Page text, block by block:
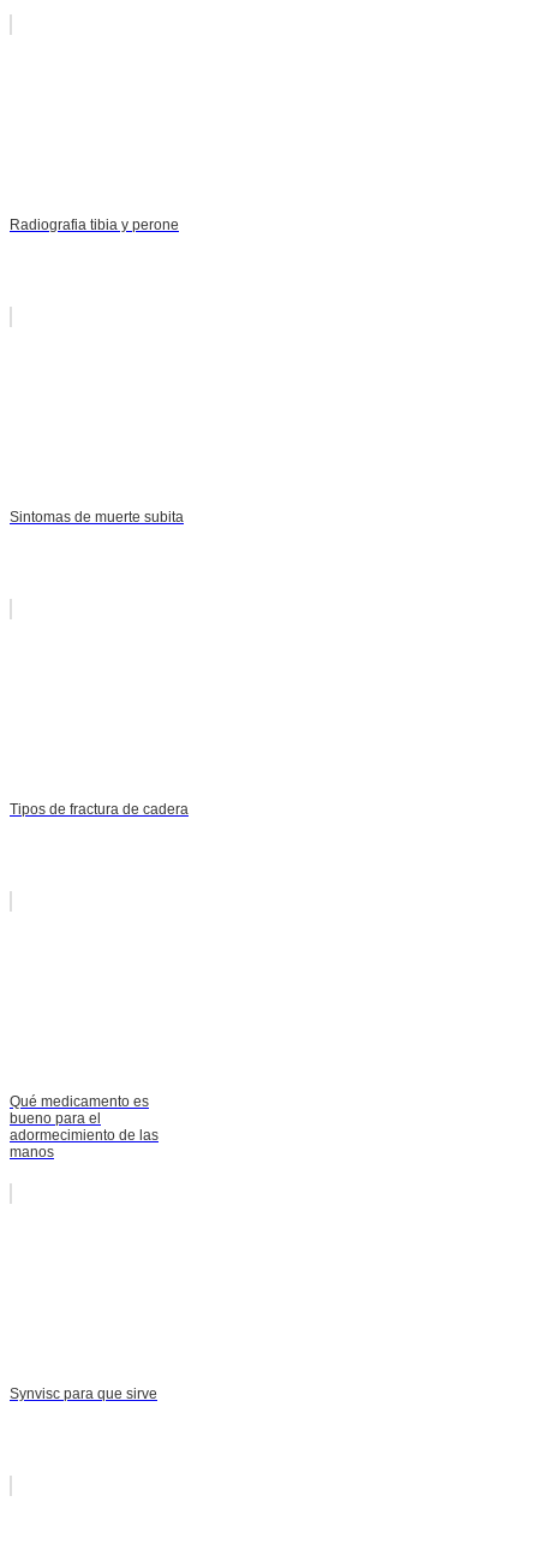
Radiografia tibia y perone
Sintomas de muerte subita
Tipos de fractura de cadera
Qué medicamento es
bueno para el
adormecimiento de las
manos
Synvisc para que sirve